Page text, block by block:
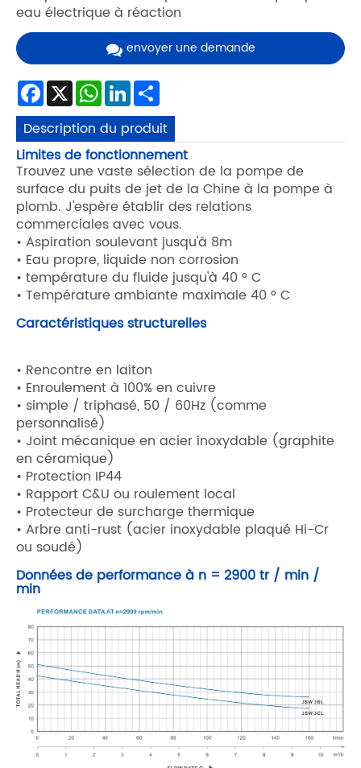
eau électrique à réaction
envoyer une demande
Facebook
X WhatsApp
LinkedIn
Description du produit
Limites de fonctionnement
Trouvez une vaste sélection de la pompe de
surface du puits de jet de la Chine à la pompe à
plomb. J'espère établir des relations
commerciales avec vous.
• Aspiration soulevant jusqu'à 8m
• Eau propre, liquide non corrosion
• température du fluide jusqu'à 40 ° C
• Température ambiante maximale 40 ° C
Caractéristiques structurelles
• Rencontre en laiton
• Enroulement à 100% en cuivre
• simple / triphasé, 50 / 60Hz (comme
personnalisé)
• Joint mécanique en acier inoxydable (graphite
en céramique)
• Protection IP44
• Rapport C&U ou roulement local
• Protecteur de surcharge thermique
• Arbre anti-rust (acier inoxydable plaqué Hi-Cr
ou soudé)
Données de performance à n = 2900 tr / min /
min